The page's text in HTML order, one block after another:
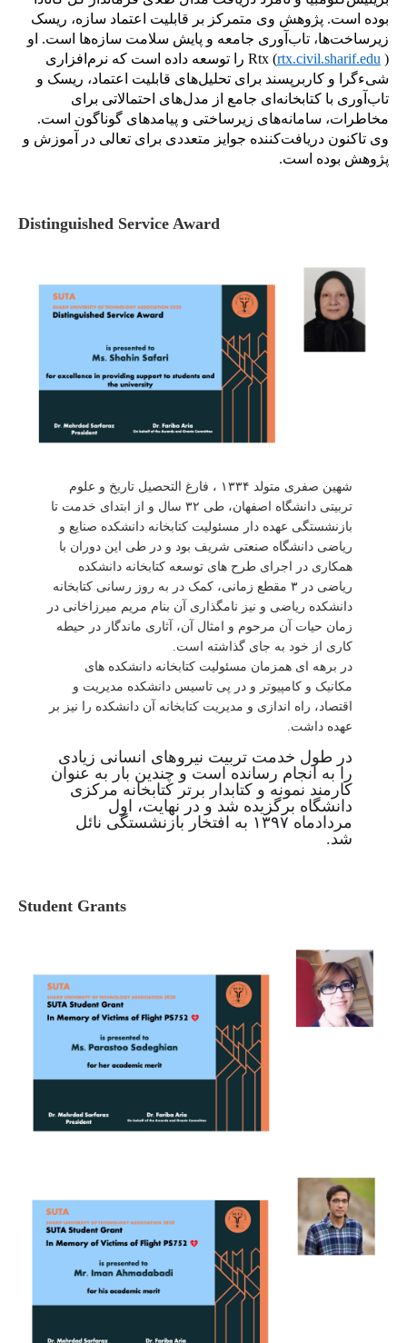
بوده است. پژوهش وی متمرکز بر قابلیت اعتماد سازه، ریسک
زیرساخت‌ها، تاب‌آوری جامعه و پایش سلامت سازه‌ها است. او
Rtx (rtx.civil.sharif.edu
) را توسعه داده است که نرم‌افزاری
شیءگرا و کاربرپسند برای تحلیل‌های قابلیت اعتماد، ریسک و
تاب‌آوری با کتابخانه‌ای جامع از مدل‌های احتمالاتی برای
مخاطرات، سامانه‌های زیرساختی و پیامدهای گوناگون است.
وی تاکنون دریافت‌کننده جوایز متعددی برای تعالی در آموزش و
پژوهش بوده است.
Distinguished Service Award
شهین صفری متولد ۱۳۳۴ ، فارغ التحصیل تاریخ و علوم
تربیتی دانشگاه اصفهان، طی ۳۲ سال و از ابتدای خدمت تا
بازنشستگی عهده دار مسئولیت کتابخانه دانشکده صنایع و
ریاضی دانشگاه صنعتی شریف بود و در طی این دوران با
همکاری در اجرای طرح های توسعه کتابخانه دانشکده
ریاضی در ۳ مقطع زمانی، کمک در به روز رسانی کتابخانه
دانشکده ریاضی و نیز نامگذاری آن بنام مریم میرزاخانی در
زمان حیات آن مرحوم و امثال آن، آثاری ماندگار در حیطه
کاری از خود به جای گذاشته است.
در برهه ای همزمان مسئولیت کتابخانه دانشکده های
مکانیک و کامپیوتر و در پی تاسیس دانشکده مدیریت و
اقتصاد، راه اندازی و مدیریت کتابخانه آن دانشکده را نیز بر
عهده داشت.
در طول خدمت تربیت نیروهای انسانی زیادی
را به انجام رسانده است و چندین بار به عنوان
کارمند نمونه و کتابدار برتر کتابخانه مرکزی
دانشگاه برگزیده شد و در نهایت، اول
مردادماه ۱۳۹۷ به افتخار بازنشستگی نائل
شد.
Student Grants